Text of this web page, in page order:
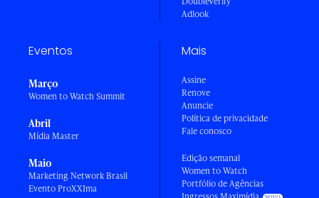
Adlook
Eventos
Março
Women to Watch Summit
Abril
Mídia Master
Maio
Marketing Network Brasil
Evento ProXXIma
Mais
Assine
Renove
Anuncie
Política de privacidade
Fale conosco
Edição semanal
Women to Watch
Portfólio de Agências